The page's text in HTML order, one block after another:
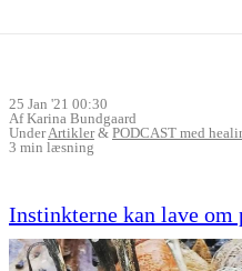
25 Jan '21 00:30
Af Karina Bundgaard
UnderArtikler& PODCAST med
3 min læsning
Instinkterne kan lave